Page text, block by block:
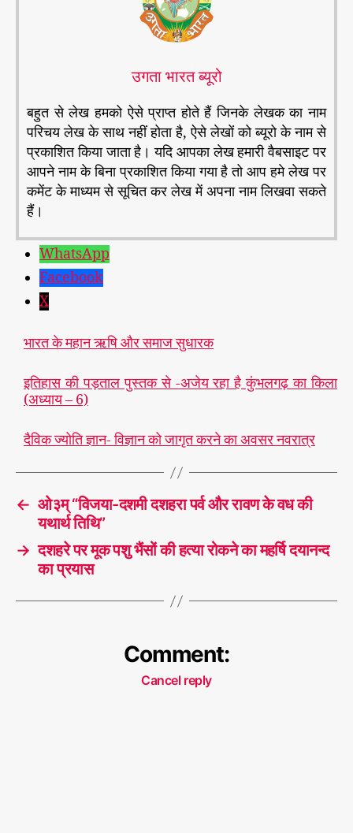
उगता भारत ब्यूरो
बहुत से लेख हमको ऐसे प्राप्त होते हैं जिनके लेखक का नाम
परिचय लेख के साथ नहीं होता है, ऐसे लेखों को ब्यूरो के नाम से
प्रकाशित किया जाता है। यदि आपका लेख हमारी वैबसाइट पर
आपने नाम के बिना प्रकाशित किया गया है तो आप हमे लेख पर
कमेंट के माध्यम से सूचित कर लेख में अपना नाम लिखवा सकते
हैं।
WhatsApp
Facebook
X
भारत के महान ऋषि और समाज सुधारक
इतिहास की पड़ताल पुस्तक से -अजेय रहा है कुंभलगढ़ का किला
(अध्याय – 6)
दैविक ज्योति ज्ञान- विज्ञान को जागृत करने का अवसर नवरात्र
← ओ३म् “विजया-दशमी दशहरा पर्व और रावण के वध की
यथार्थ तिथि”
→ दशहरे पर मूक पशु भैंसों की हत्या रोकने का महर्षि दयानन्द
का प्रयास
Comment:
Cancel reply